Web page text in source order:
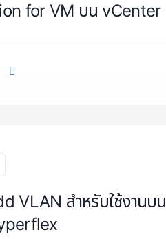
for VM บน vCenter
VLAN สำหรับใช้งานบน